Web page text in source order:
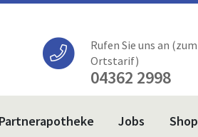
Rufen Sie uns an (zum
Ortstarif)
04362 2998
Partnerapotheke Jobs Shop